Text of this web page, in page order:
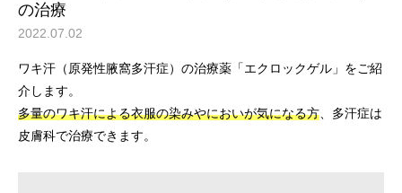
の治療
2022.07.02
ワキ汗（原発性腋窩多汗症）の治療薬「エクロックゲル」をご紹
介します。
多量のワキ汗による衣服の染みやにおいが気になる方 、多汗症は
皮膚科で治療できます。